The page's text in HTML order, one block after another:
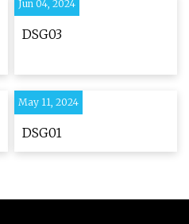
Jun 04, 2024
DSG03
May 11, 2024
DSG01